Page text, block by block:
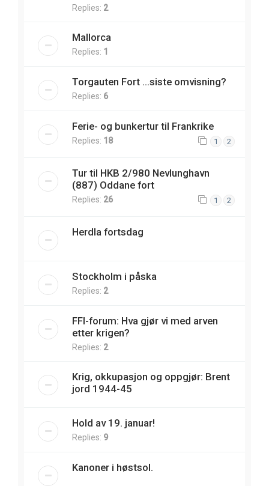
Replies: 2
Mallorca
Replies: 1
Torgauten Fort ...siste omvisning?
Replies: 6
Ferie- og bunkertur til Frankrike
Replies: 18 1 2
Tur til HKB 2/980 Nevlunghavn
(887) Oddane fort
Replies: 26 1 2
Herdla fortsdag
Stockholm i påska
Replies: 2
FFI-forum: Hva gjør vi med arven
etter krigen?
Replies: 2
Krig, okkupasjon og oppgjør: Brent
jord 1944-45
Hold av 19. januar!
Replies: 9
Kanoner i høstsol.